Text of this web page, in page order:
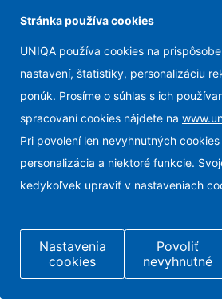
Pokračovať
Ochrana
Menu
Stránka používa cookies
UNIQA používa cookies na
nastavení, štatistiky, personalizáciu
ponúk. Prosíme o súhlas s ich
spracovaní cookies nájdete na
Pri povolení len nevyhnutných
personalizácia a niektoré funkcie.
kedykoľvek upraviť v nastaveniach
Nastavenia
cookies
Povoliť
nevyhnutné